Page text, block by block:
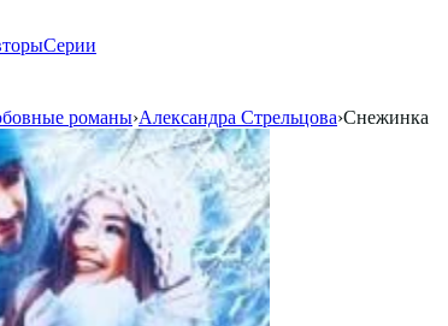
Серии
романы›Александра Стрельцова›Снежинка